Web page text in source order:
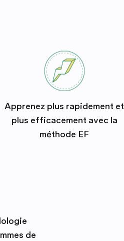
Apprenez plus rapidement et
plus efficacement avec la
méthode EF
de